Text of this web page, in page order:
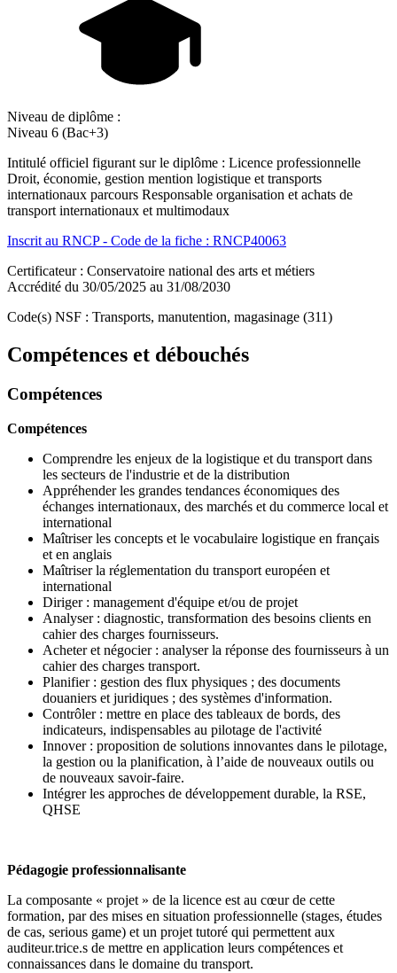
Niveau de diplôme :
Niveau 6 (Bac+3)
Intitulé officiel figurant sur le diplôme : Licence professionnelle
Droit, économie, gestion mention logistique et transports
internationaux parcours Responsable organisation et achats de
transport internationaux et multimodaux
Inscrit au RNCP - Code de la fiche : RNCP40063
Certificateur : Conservatoire national des arts et métiers
Accrédité du 30/05/2025 au 31/08/2030
Code(s) NSF : Transports, manutention, magasinage (311)
Compétences et débouchés
Compétences
Compétences
Comprendre les enjeux de la logistique et du transport dans
les secteurs de l'industrie et de la distribution
Appréhender les grandes tendances économiques des
échanges internationaux, des marchés et du commerce local et
international
Maîtriser les concepts et le vocabulaire logistique en français
et en anglais
Maîtriser la réglementation du transport européen et
international
Diriger : management d'équipe et/ou de projet
Analyser : diagnostic, transformation des besoins clients en
cahier des charges fournisseurs.
Acheter et négocier : analyser la réponse des fournisseurs à un
cahier des charges transport.
Planifier : gestion des flux physiques ; des documents
douaniers et juridiques ; des systèmes d'information.
Contrôler : mettre en place des tableaux de bords, des
indicateurs, indispensables au pilotage de l'activité
Innover : proposition de solutions innovantes dans le pilotage,
la gestion ou la planification, à l’aide de nouveaux outils ou
de nouveaux savoir-faire.
Intégrer les approches de développement durable, la RSE,
QHSE
Pédagogie professionnalisante
La composante « projet » de la licence est au cœur de cette
formation, par des mises en situation professionnelle (stages, études
de cas, serious game) et un projet tutoré qui permettent aux
auditeur.trice.s de mettre en application leurs compétences et
connaissances dans le domaine du transport.